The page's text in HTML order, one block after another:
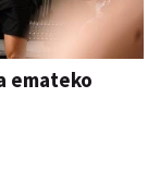
emateko